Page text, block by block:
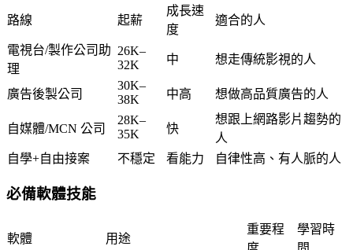
路線 起薪
成長速
度
適合的人
電視台/製作公司助
理
26K–
32K
中 想走傳統影視的人
廣告後製公司
30K–
38K
中高 想做高品質廣告的人
自媒體/MCN 公司
28K–
35K
快
想跟上網路影片趨勢的
人
自學+自由接案
不穩定 看能力 自律性高、有人脈的人
必備軟體技能
軟體 用途
重要程
學習時